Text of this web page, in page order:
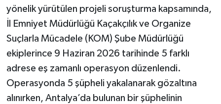
yönelik yürütülen projeli soruşturma kapsamında,
İl Emniyet Müdürlüğü Kaçakçılık ve Organize
Suçlarla Mücadele (KOM) Şube Müdürlüğü
ekiplerince 9 Haziran 2026 tarihinde 5 farklı
adrese eş zamanlı operasyon düzenlendi.
Operasyonda 5 şüpheli yakalanarak gözaltına
alınırken, Antalya’da bulunan bir şüphelinin